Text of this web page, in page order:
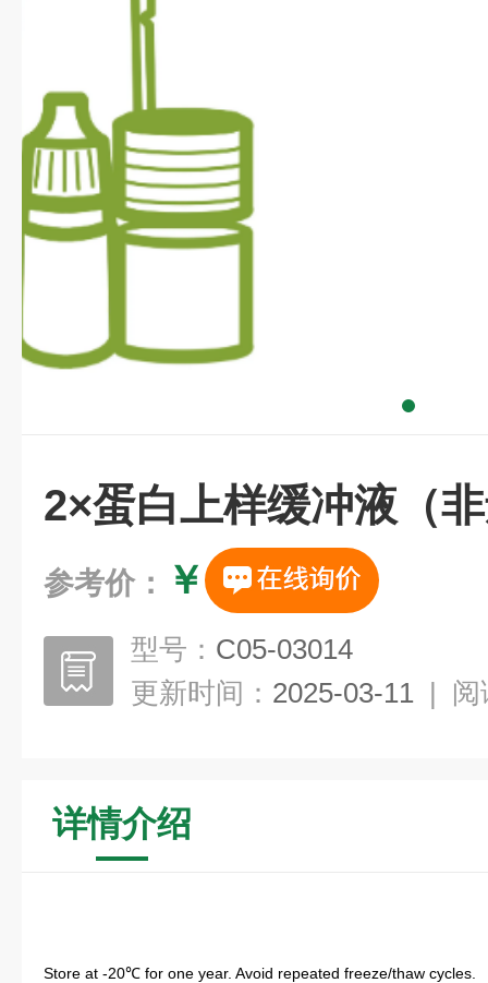
2×蛋白上样缓冲液（
参考价： ￥
型号： C05-03014
更新时间： 2025-03-11 | 阅
详情介绍
Store at -20℃ for one year. Avoid repeated freeze/thaw cycles.